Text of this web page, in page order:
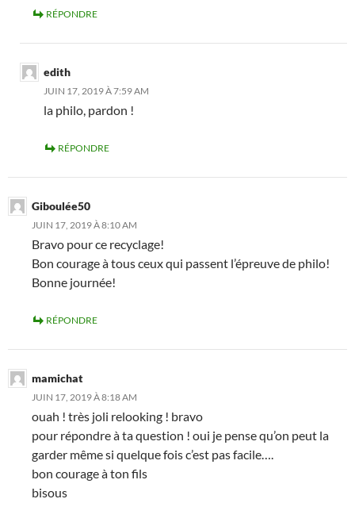
RÉPONDRE
edith
JUIN 17, 2019 À 7:59 AM
la philo, pardon !
RÉPONDRE
Giboulée50
JUIN 17, 2019 À 8:10 AM
Bravo pour ce recyclage!
Bon courage à tous ceux qui passent l’épreuve de philo!
Bonne journée!
RÉPONDRE
mamichat
JUIN 17, 2019 À 8:18 AM
ouah ! très joli relooking ! bravo
pour répondre à ta question ! oui je pense qu’on peut la
garder même si quelque fois c’est pas facile….
bon courage à ton fils
bisous